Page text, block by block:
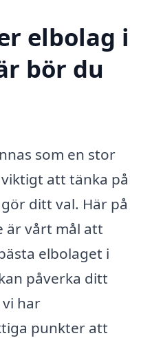
elbolag i
bör du
som en stor
att tänka på
ditt val. Här på
är vårt mål att
elbolaget i
påverka ditt
har
punkter att